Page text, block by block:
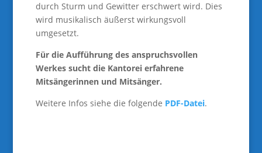
durch Sturm und Gewitter erschwert wird. Dies
wird musikalisch äußerst wirkungsvoll
umgesetzt.
Für die Aufführung des anspruchsvollen
Werkes sucht die Kantorei erfahrene
Mitsängerinnen und Mitsänger.
Weitere Infos siehe die folgende PDF-Datei.